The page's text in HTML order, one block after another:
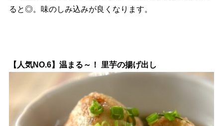
ると◎。味のしみ込みが良くなります。
【人気NO.6】温まる～！ 里芋の揚げ出し